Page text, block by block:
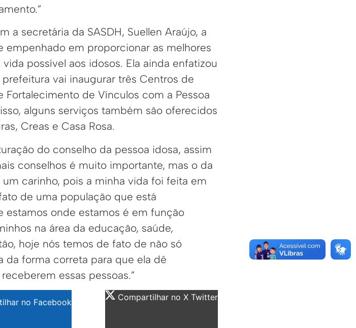
a secretária da SASDH, Suellen Araújo, a
empenhado em proporcionar as melhores
possível aos idosos. Ela ainda enfatizou
vai inaugurar três Centros de
Fortalecimento de Vínculos com a Pessoa
alguns serviços também são oferecidos
Creas e Casa Rosa.
do conselho da pessoa idosa, assim
conselhos é muito importante, mas o da
carinho, pois a minha vida foi feita em
de uma população que está
estamos onde estamos é em função
na área da educação, saúde,
hoje nós temos de fato de não só
da forma correta para que ela dê
essas pessoas.”
no Facebook Compartilhar no X Twitter